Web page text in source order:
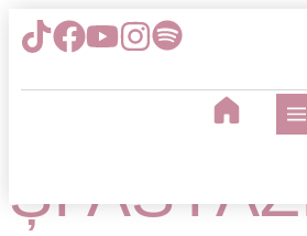
CEI CARE
ȘI